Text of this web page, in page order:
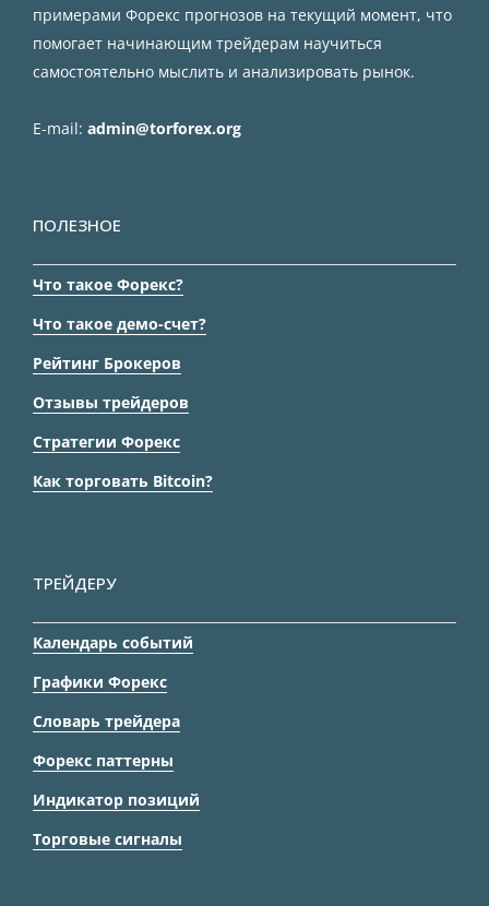
примерами Форекс прогнозов на текущий момент, что
помогает начинающим трейдерам научиться
самостоятельно мыслить и анализировать рынок.
E-mail: admin@torforex.org
ПОЛЕЗНОЕ
Что такое Форекс?
Что такое демо-счет?
Рейтинг Брокеров
Отзывы трейдеров
Стратегии Форекс
Как торговать Bitcoin?
ТРЕЙДЕРУ
Календарь событий
Графики Форекс
Словарь трейдера
Форекс паттерны
Индикатор позиций
Торговые сигналы